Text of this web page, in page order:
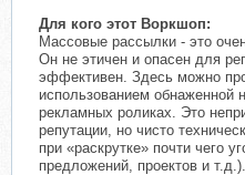
Для кого этот Воркшоп:
Массовые рассылки - это
Он не этичен и опасен для
эффективен. Здесь можно
использованием обнаженной
рекламных роликах. Это
репутации, но чисто
при «раскрутке» почти чего
предложений, проектов и